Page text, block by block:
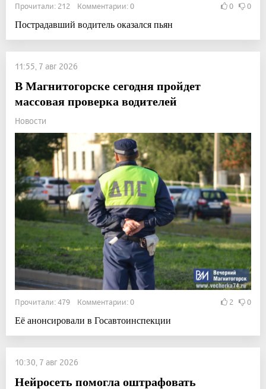
Прочитали: 212 Комментарии: 0 0 0
Пострадавший водитель оказался пьян
11:55, 7 авг 2026
В Магнитогорске сегодня пройдет
массовая проверка водителей
Новости
Прочитали: 479 Комментарии: 0 2 0
Её анонсировали в Госавтоинспекции
10:30, 7 авг 2026
Нейросеть помогла оштрафовать